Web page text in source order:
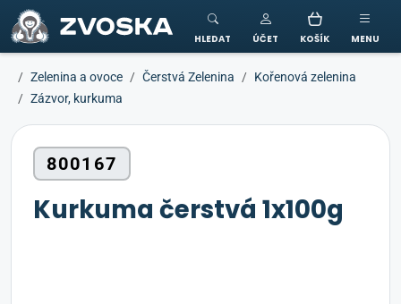
ZVOSKA
HLEDAT ÚČET KOŠÍK MENU
Zelenina a ovoce Čerstvá Zelenina
Kořenová zelenina
Zázvor, kurkuma
800167
Kurkuma čerstvá 1x100g